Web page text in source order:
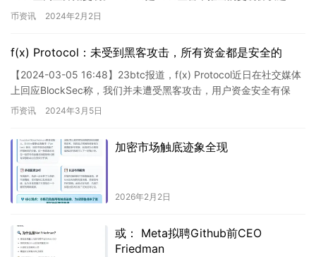
一。Avantis在为期…
币资讯 2024年2月2日
f(x) Protocol：未受到黑客攻击，所有资金都是安全的
【2024-03-05 16:48】23btc报道，f(x) Protocol近日在社交媒体
上回应BlockSec称，我们并未遭受黑客攻击，用户资金安全有保
障。一周前，我们发现了z…
币资讯 2024年3月5日
加密市场触底迹象全现
2026年2月2日
或： Meta拟聘Github前CEO
Friedman